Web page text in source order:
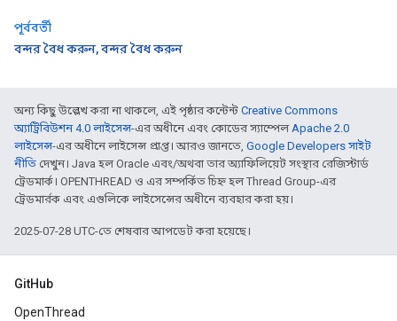
পূর্ববর্তী
বন্দর বৈধ করুন, বন্দর বৈধ করুন
অন্য কিছু উল্লেখ করা না থাকলে, এই পৃষ্ঠার কন্টেন্ট Creative Commons
অ্যাট্রিবিউশন 4.0 লাইসেন্স-এর অধীনে এবং কোডের স্যাম্পেলApache 2.0
লাইসেন্স-এর অধীনে লাইসেন্স প্রাপ্ত। আরও জানতে, Google Developers সাইট
নীতি দেখুন। Java হল Oracle এবং/অথবা তার অ্যাফিলিয়েট সংস্থার রেজিস্টার্ড
ট্রেডমার্ক। OPENTHREAD ও এর সম্পর্কিত চিহ্ন হল Thread Group-এর
ট্রেডমার্রক এবং এগুলিকে লাইসেন্সের অধীনে ব্যবহার করা হয়।
2025-07-28 UTC-তে শেষবার আপডেট করা হয়েছে।
GitHub
OpenThread